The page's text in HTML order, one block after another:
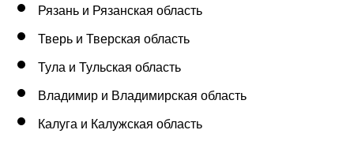
Рязань и Рязанская область
Тверь и Тверская область
Тула и Тульская область
Владимир и Владимирская область
Калуга и Калужская область